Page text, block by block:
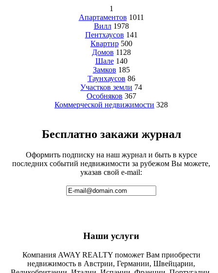
1
Апартаментов 1011
Вилл 1978
Пентхаусов 141
Квартир 500
Домов 1128
Шале 140
Замков 185
Таунхаусов 86
Участков земли 74
Особняков 367
Коммерческой недвижимости 328
Бесплатно закажи журнал
Оформить подписку на наш журнал и быть в курсе
последних событий недвижимости за рубежом Вы можете,
указав свой e-mail:
Наши услуги
Компания AWAY REALTY поможет Вам приобрести
недвижимость в Австрии, Германии, Швейцарии,